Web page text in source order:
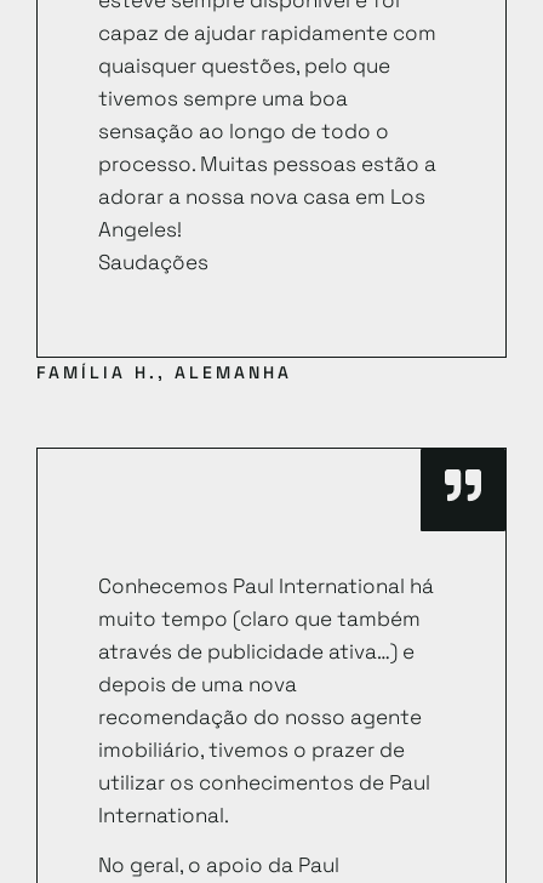
capaz de ajudar rapidamente com
quaisquer questões, pelo que
tivemos sempre uma boa
sensação ao longo de todo o
processo. Muitas pessoas estão a
adorar a nossa nova casa em Los
Angeles!
Saudações
FAMÍLIA H., ALEMANHA
Conhecemos Paul International há
muito tempo (claro que também
através de publicidade ativa…) e
depois de uma nova
recomendação do nosso agente
imobiliário, tivemos o prazer de
utilizar os conhecimentos de Paul
International.
No geral, o apoio da Paul